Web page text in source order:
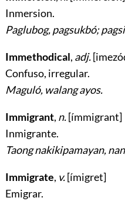
Inmersion.
Paglubog, pagsukbó;
Immethodical, adj.
Confuso, irregular.
Maguló, walang ayos.
Immigrant, n.[ímmigrant]
Inmigrante.
Taong nakikipamayan,
Immigrate, v.[ímigret]
Emigrar.